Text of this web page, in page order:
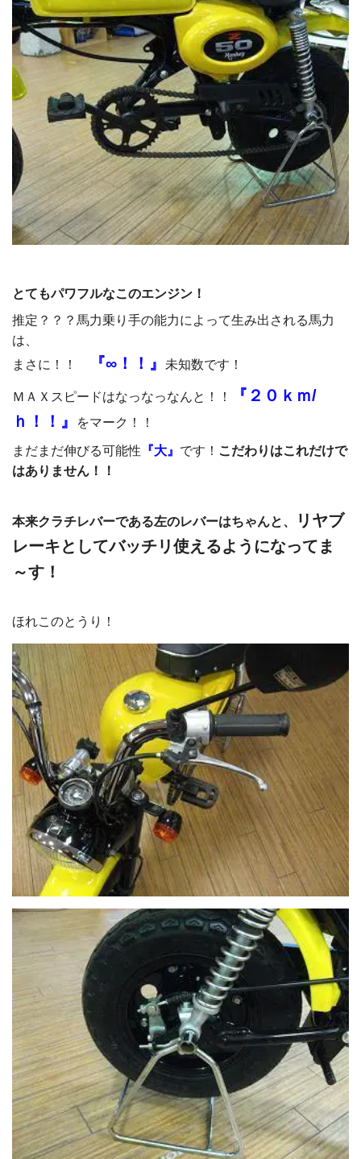
とてもパワフルなこのエンジン！
推定？？？馬力乗り手の能力によって生み出される馬力
は、
まさに！！
『∞！！』 未知数です！
ＭＡＸスピードはなっなっなんと！！
『２０ｋｍ/
ｈ！！』
をマーク！！
まだまだ伸びる可能性 『大』 です！ こだわりはこれだけで
はありません！！
本来クラチレバーである左のレバーはちゃんと、
リヤブ
レーキとしてバッチリ使えるようになってま
～す！
ほれこのとうり！